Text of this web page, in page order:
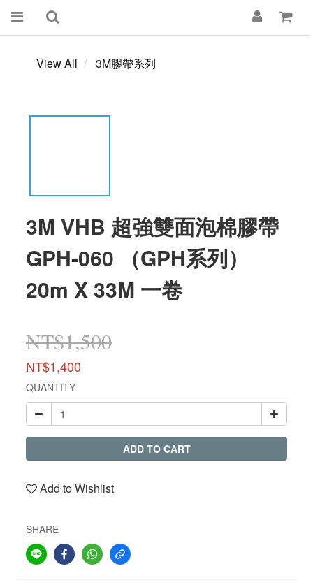
View All 3M膠帶系列
3M VHB 超強雙面泡棉膠帶
GPH-060 （GPH系列）
20m X 33M 一卷
NT$1,500
NT$1,400
QUANTITY
ADD TO CART
Add to Wishlist
SHARE